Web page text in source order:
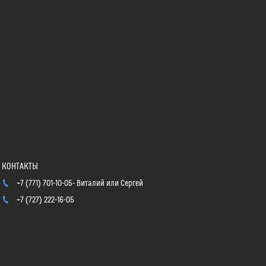
+7 (771) 701-10-05 Виталий или Сергей
+7 (727) 222-16-05